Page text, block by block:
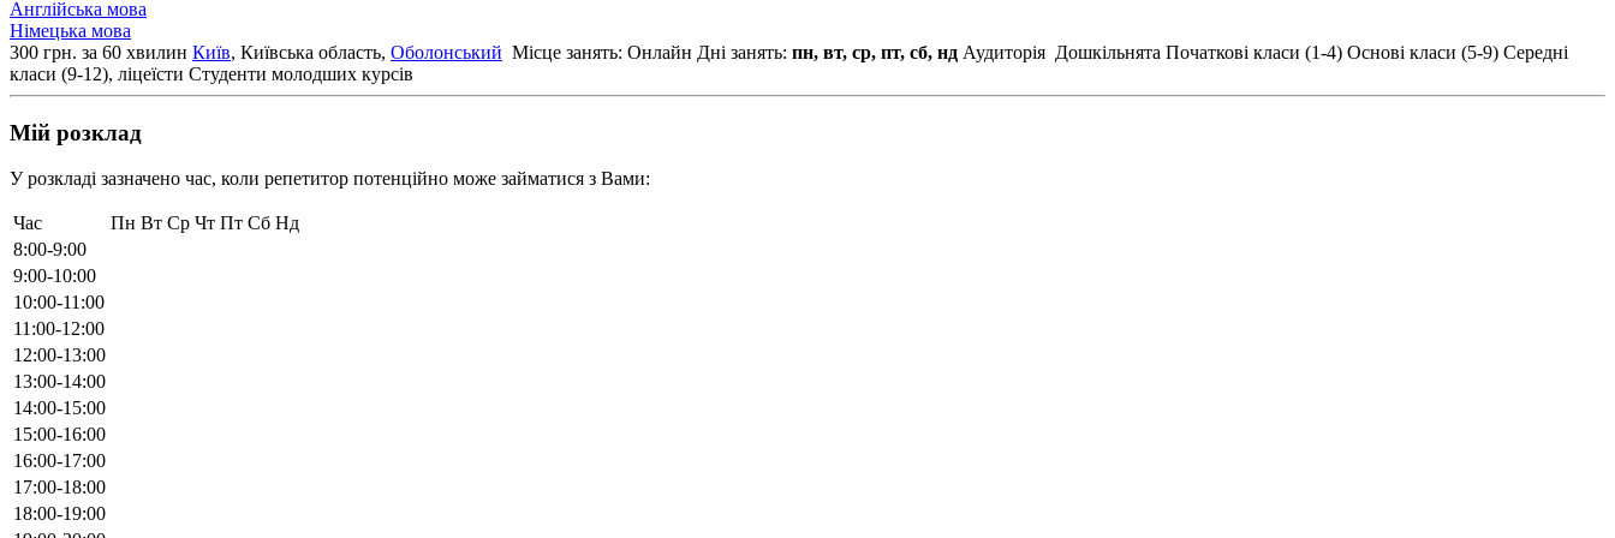
Англійська мова
Німецька мова
300 грн. за 60 хвилин Київ, Київська область, Оболонський Місце занять: Онлайн Дні занять: пн, вт, ср, пт, сб, нд Аудиторія Дошкільнята Початкові класи (1-4) Основі класи (5-9) Середні
класи (9-12), ліцеїсти Студенти молодших курсів
Мій розклад
У розкладі зазначено час, коли репетитор потенційно може займатися з Вами:
Час Пн Вт Ср Чт Пт Сб Нд
8:00-9:00
9:00-10:00
10:00-11:00
11:00-12:00
12:00-13:00
13:00-14:00
14:00-15:00
15:00-16:00
16:00-17:00
17:00-18:00
18:00-19:00